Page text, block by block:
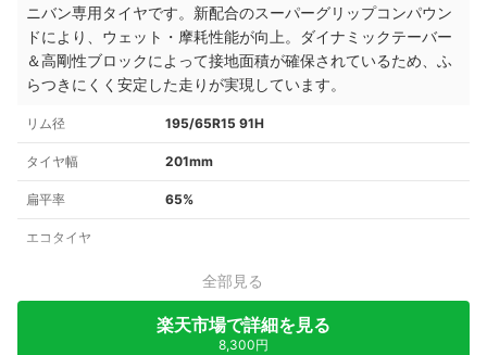
ニバン専用タイヤです。新配合のスーパーグリップコンパウン
ドにより、ウェット・摩耗性能が向上。ダイナミックテーバー
＆高剛性ブロックによって接地面積が確保されているため、ふ
らつきにくく安定した走りが実現しています。
リム径 195/65R15 91H
タイヤ幅 201mm
扁平率 65%
エコタイヤ
全部見る
楽天市場で詳細を見る
8,300円